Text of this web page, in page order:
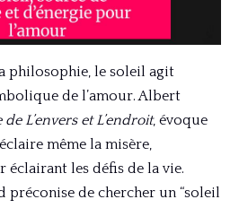
philosophie, le soleil agit
de l’amour. Albert
de L’envers et L’endroit, évoque
même la misère,
éclairant les défis de la vie.
préconise de chercher un “soleil